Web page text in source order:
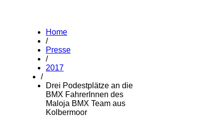
Home
/
Presse
/
2017
/
Drei Podestplätze an die
BMX FahrerInnen des
Maloja BMX Team aus
Kolbermoor